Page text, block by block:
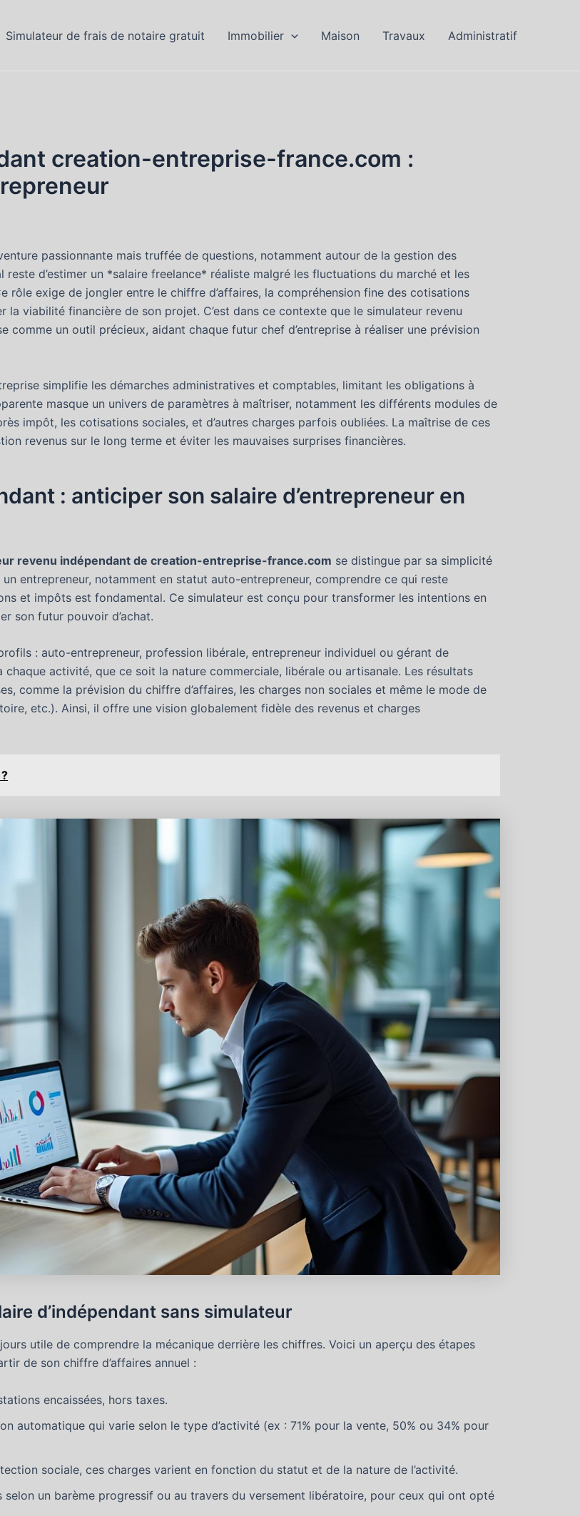
Simulateur de frais de notaire gratuit Immobilier Maison Travaux Administratif
creation-entreprise-france.com :
passionnante mais truffée de questions, notamment autour de la gestion des
d’estimer un *salaire freelance* réaliste malgré les fluctuations du marché et les
rôle exige de jongler entre le chiffre d’affaires, la compréhension fine des cotisations
la viabilité financière de son projet. C’est dans ce contexte que le simulateur revenu
comme un outil précieux, aidant chaque futur chef d’entreprise à réaliser une prévision
simplifie les démarches administratives et comptables, limitant les obligations à
masque un univers de paramètres à maîtriser, notamment les différents modules de
impôt, les cotisations sociales, et d’autres charges parfois oubliées. La maîtrise de ces
revenus sur le long terme et éviter les mauvaises surprises financières.
: anticiper son salaire d’entrepreneur en
revenu indépendant de creation-entreprise-france.com se distingue par sa simplicité
entrepreneur, notamment en statut auto-entrepreneur, comprendre ce qui reste
et impôts est fondamental. Ce simulateur est conçu pour transformer les intentions en
son futur pouvoir d’achat.
: auto-entrepreneur, profession libérale, entrepreneur individuel ou gérant de
activité, que ce soit la nature commerciale, libérale ou artisanale. Les résultats
comme la prévision du chiffre d’affaires, les charges non sociales et même le mode de
etc.). Ainsi, il offre une vision globalement fidèle des revenus et charges
d’indépendant sans simulateur
utile de comprendre la mécanique derrière les chiffres. Voici un aperçu des étapes
de son chiffre d’affaires annuel :
encaissées, hors taxes.
automatique qui varie selon le type d’activité (ex : 71% pour la vente, 50% ou 34% pour
sociale, ces charges varient en fonction du statut et de la nature de l’activité.
selon un barème progressif ou au travers du versement libératoire, pour ceux qui ont opté